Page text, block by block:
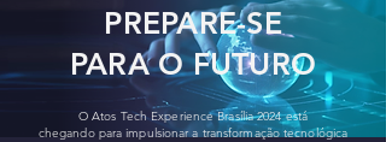
PREPARE-SE
PARA O FUTURO
O Atos Tech Experience Brasília 2024 está
chegando para impulsionar a transformação tecnológica